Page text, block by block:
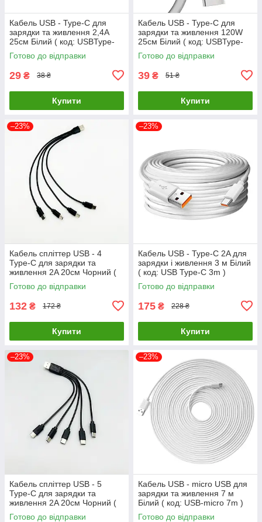
Кабель USB - Type-C для
зарядки та живлення 2,4A
25см Білий ( код: USBType-
C025m )
Готово до відправки
29 ₴ 38 ₴
Купити
Кабель USB - Type-C для
зарядки та живлення 120W
25см Білий ( код: USBType-
C025m120W )
Готово до відправки
39 ₴ 51 ₴
Купити
–23%
Кабель спліттер USB - 4
Type-C для зарядки та
живлення 2A 20см Чорний (
код: A4C-02mB )
Готово до відправки
132 ₴ 172 ₴
Купити
–23%
Кабель USB - Type-C 2A для
зарядки і живлення 3 м Білий
( код: USB Type-C 3m )
Готово до відправки
175 ₴ 228 ₴
Купити
–23%
Кабель спліттер USB - 5
Type-C для зарядки та
живлення 2A 20см Чорний (
код: A5C-02mB )
Готово до відправки
–23%
Кабель USB - micro USB для
зарядки та живлення 7 м
Білий ( код: USB-micro 7m )
Готово до відправки